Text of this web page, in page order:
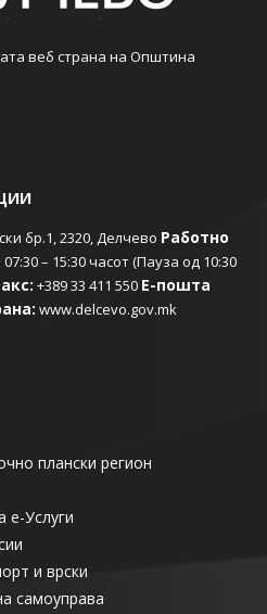
веб страна на Општина
бр.1, 2320, Делчево Работно
– 15:30 часот (Пауза од 10:30
+389 33 411 550 Е-пошта
www.delcevo.gov.mk
плански регион
е-Услуги
и врски
самоуправа